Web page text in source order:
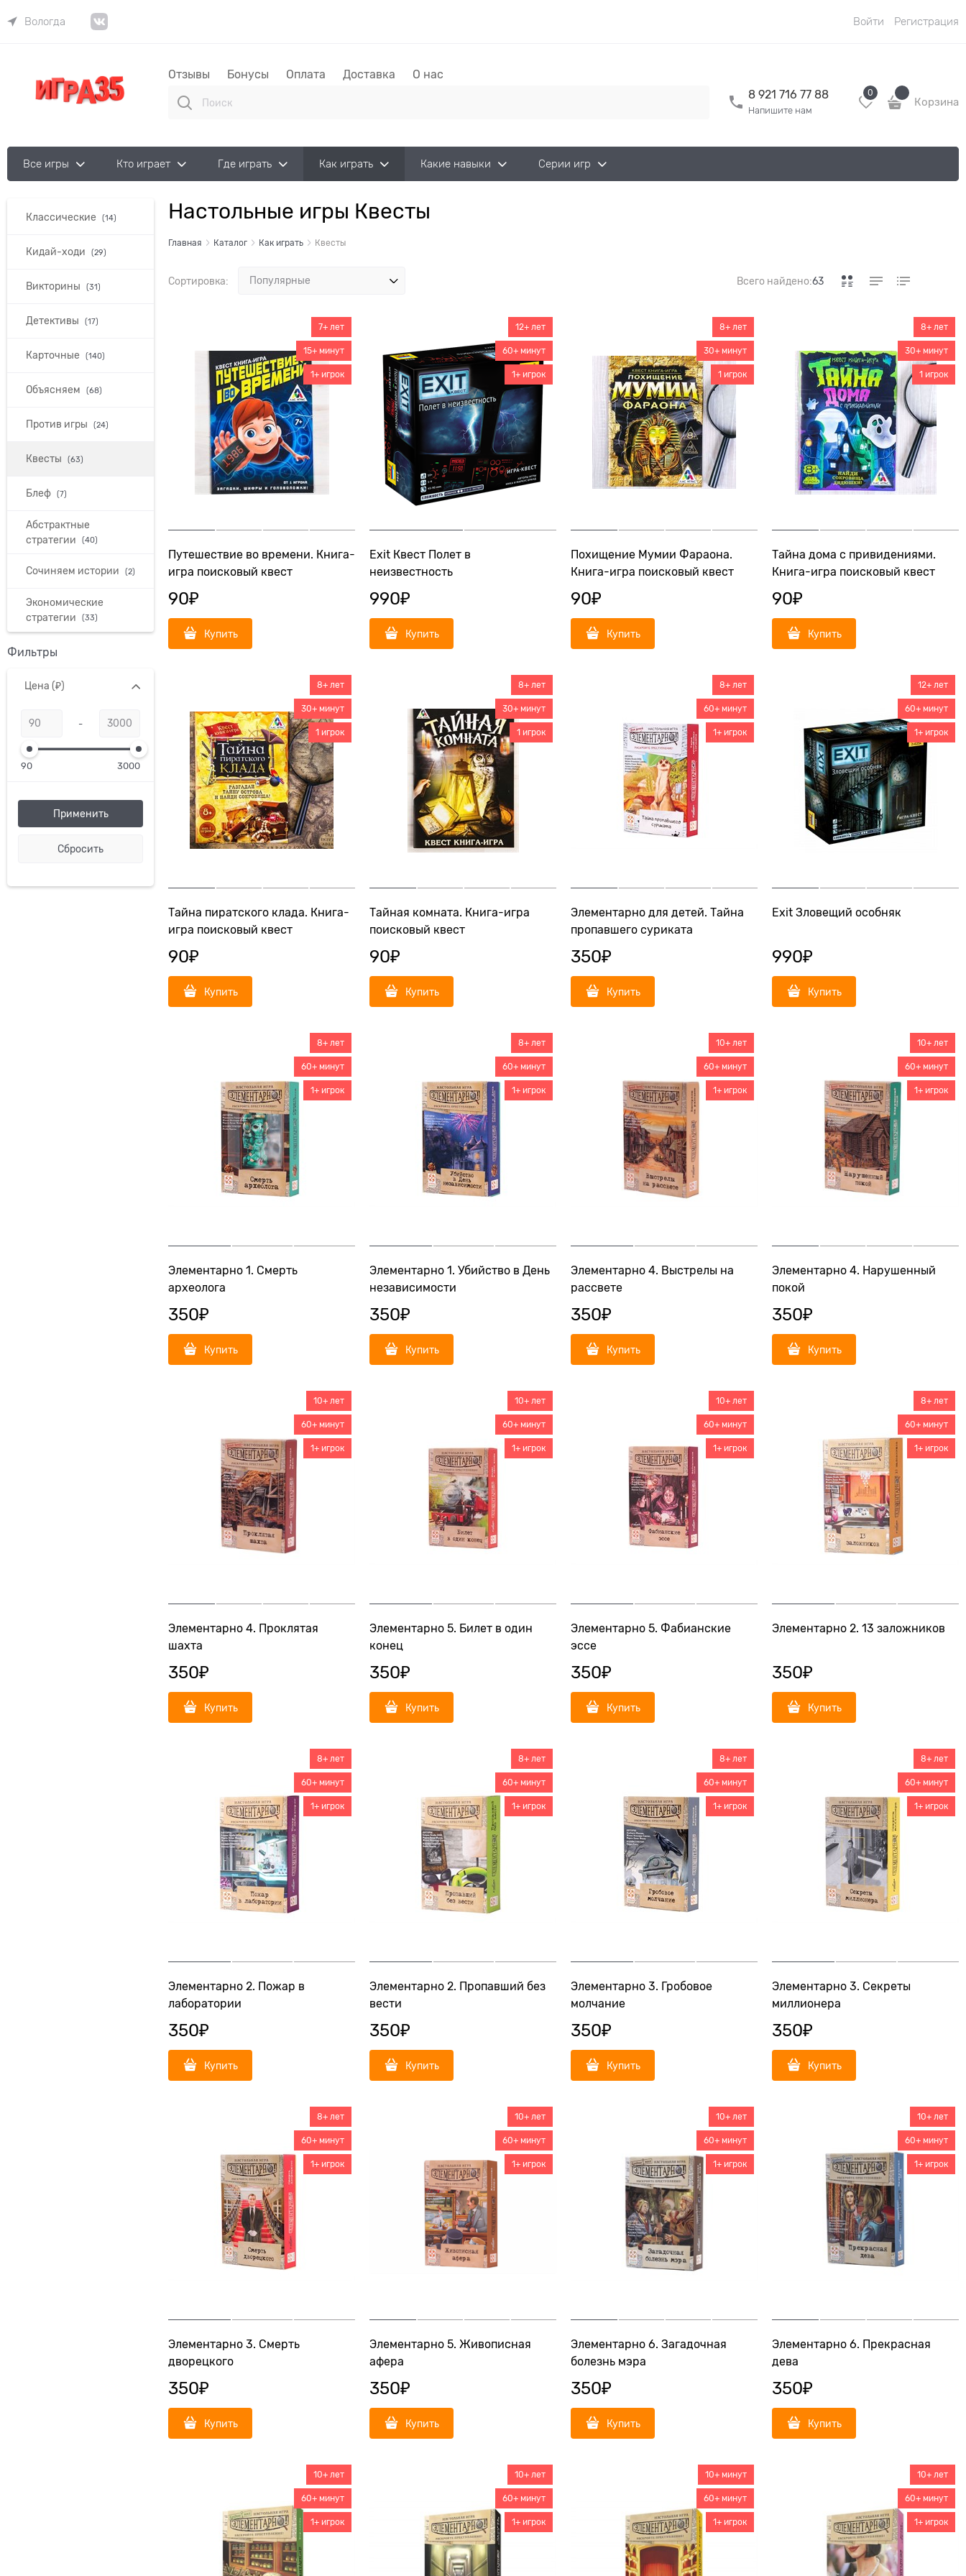
Вологда Войти Регистрация
Отзывы Бонусы Оплата Доставка
О нас
8 921 716 77 88
Напишите нам
0
Корзина
Все игры Кто играет Где играть Как играть Какие навыки Серии игр
Классические (14)
Кидай-ходи (29)
Викторины (31)
Детективы (17)
Карточные (140)
Объясняем (68)
Против игры (24)
Квесты (63)
Блеф (7)
Абстрактные
стратегии
(40)
Сочиняем истории (2)
Экономические
стратегии
(33)
Фильтры
Цена (₽)
-
90 3000
Настольные игры Квесты
Главная Каталог Как играть Квесты
Сортировка: Всего найдено:63
Путешествие во времени. Книга-
игра поисковый квест
7+ лет
15+ минут
1+ игрок
90₽
Купить
Exit Квест Полет в
неизвестность
12+ лет
60+ минут
1+ игрок
990₽
Купить
Похищение Мумии Фараона.
Книга-игра поисковый квест
8+ лет
30+ минут
1 игрок
90₽
Купить
Тайна дома с привидениями.
Книга-игра поисковый квест
8+ лет
30+ минут
1 игрок
90₽
Купить
Тайна пиратского клада. Книга-
игра поисковый квест
8+ лет
30+ минут
1 игрок
90₽
Купить
Тайная комната. Книга-игра
поисковый квест
8+ лет
30+ минут
1 игрок
90₽
Купить
Элементарно для детей. Тайна
пропавшего суриката
8+ лет
60+ минут
1+ игрок
350₽
Купить
Exit Зловещий особняк
12+ лет
60+ минут
1+ игрок
990₽
Купить
Элементарно 1. Смерть
археолога
8+ лет
60+ минут
1+ игрок
350₽
Купить
Элементарно 1. Убийство в День
независимости
8+ лет
60+ минут
1+ игрок
350₽
Купить
Элементарно 4. Выстрелы на
рассвете
10+ лет
60+ минут
1+ игрок
350₽
Купить
Элементарно 4. Нарушенный
покой
10+ лет
60+ минут
1+ игрок
350₽
Купить
Элементарно 4. Проклятая
шахта
10+ лет
60+ минут
1+ игрок
350₽
Купить
Элементарно 5. Билет в один
конец
10+ лет
60+ минут
1+ игрок
350₽
Купить
Элементарно 5. Фабианские
эссе
10+ лет
60+ минут
1+ игрок
350₽
Купить
Элементарно 2. 13 заложников
8+ лет
60+ минут
1+ игрок
350₽
Купить
Элементарно 2. Пожар в
лаборатории
8+ лет
60+ минут
1+ игрок
350₽
Купить
Элементарно 2. Пропавший без
вести
8+ лет
60+ минут
1+ игрок
350₽
Купить
Элементарно 3. Гробовое
молчание
8+ лет
60+ минут
1+ игрок
350₽
Купить
Элементарно 3. Секреты
миллионера
8+ лет
60+ минут
1+ игрок
350₽
Купить
Элементарно 3. Смерть
дворецкого
8+ лет
60+ минут
1+ игрок
350₽
Купить
Элементарно 5. Живописная
афера
10+ лет
60+ минут
1+ игрок
350₽
Купить
Элементарно 6. Загадочная
болезнь мэра
10+ лет
60+ минут
1+ игрок
350₽
Купить
Элементарно 6. Прекрасная
дева
10+ лет
60+ минут
1+ игрок
350₽
Купить
10+ лет
60+ минут
1+ игрок
10+ лет
60+ минут
1+ игрок
10+ минут
60+ минут
1+ игрок
10+ лет
60+ минут
1+ игрок